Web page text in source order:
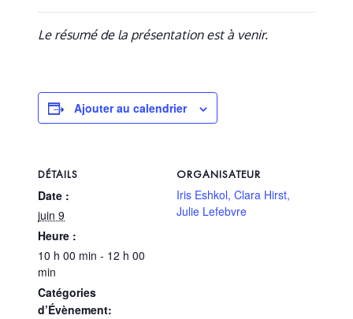
Le résumé de la présentation est à venir.
Ajouter au calendrier
DÉTAILS
Date :
juin 9
Heure :
10 h 00 min - 12 h 00
min
Catégories
d’Évènement:
ORGANISATEUR
Iris Eshkol, Clara Hirst,
Julie Lefebvre